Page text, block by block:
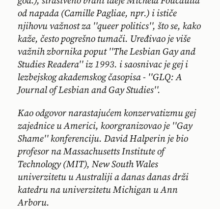
od napada (Camille Pagliae, npr.) i ističe
njihovu važnost za ''queer politics'', što se, kako
kaže, često pogrešno tumači. Uređivao je više
važnih zbornika poput ''The Lesbian Gay and
Studies Readera'' iz 1993. i saosnivac je gej i
lezbejskog akademskog časopisa - ''GLQ: A
Journal of Lesbian and Gay Studies''.
Kao odgovor narastajućem konzervatizmu gej
zajednice u Americi, koorgranizovao je ''Gay
Shame'' konferenciju. David Halperin je bio
profesor na Massachusetts Institute of
Technology (MIT), New South Wales
univerzitetu u Australiji a danas danas drži
katedru na univerzitetu Michigan u Ann
Arboru.